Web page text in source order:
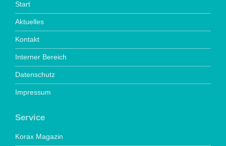
Start
Aktuelles
Kontakt
Interner Bereich
Datenschutz
Impressum
Service
Korax Magazin